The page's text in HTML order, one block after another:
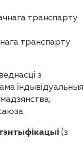
транспарту
транспарту
з
індывідуальныя
(з